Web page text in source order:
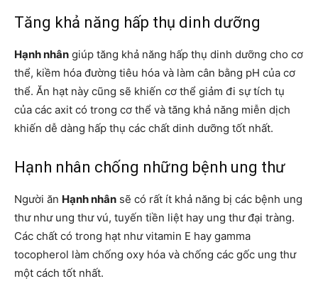
Tăng khả năng hấp thụ dinh dưỡng
Hạnh nhân giúp tăng khả năng hấp thụ dinh dưỡng cho cơ
thể, kiềm hóa đường tiêu hóa và làm cân bằng pH của cơ
thể. Ăn hạt này cũng sẽ khiến cơ thể giảm đi sự tích tụ
của các axit có trong cơ thể và tăng khả năng miễn dịch
khiến dễ dàng hấp thụ các chất dinh dưỡng tốt nhất.
Hạnh nhân chống những bệnh ung thư
Người ăn Hạnh nhân sẽ có rất ít khả năng bị các bệnh ung
thư như ung thư vú, tuyến tiền liệt hay ung thư đại tràng.
Các chất có trong hạt như vitamin E hay gamma
tocopherol làm chống oxy hóa và chống các gốc ung thư
một cách tốt nhất.